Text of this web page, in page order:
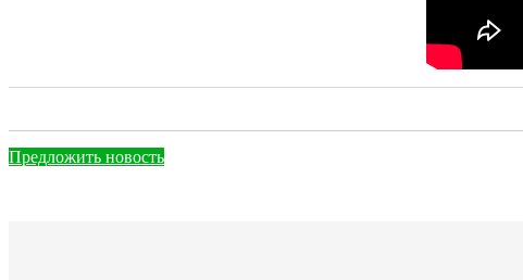
Предложить новость